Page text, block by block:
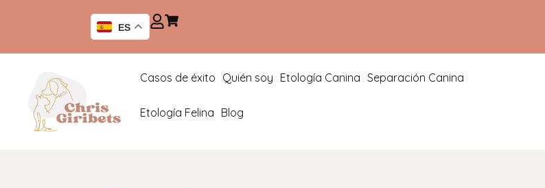
ES
Casos de éxito Quién soy Etología Canina Separación Canina
Etología Felina Blog